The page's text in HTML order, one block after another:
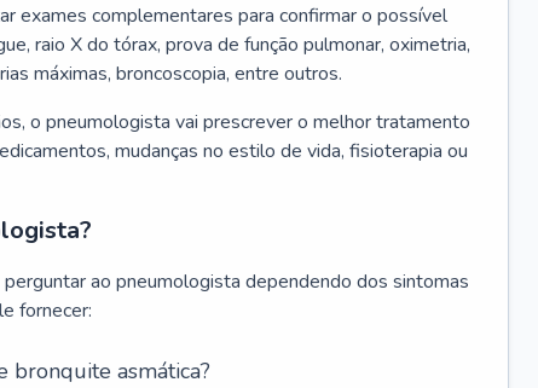
exames complementares para confirmar o possível
raio X do tórax, prova de função pulmonar, oximetria,
máximas, broncoscopia, entre outros.
o pneumologista vai prescrever o melhor tratamento
mudanças no estilo de vida, fisioterapia ou
ao pneumologista dependendo dos sintomas
fornecer:
bronquite asmática?